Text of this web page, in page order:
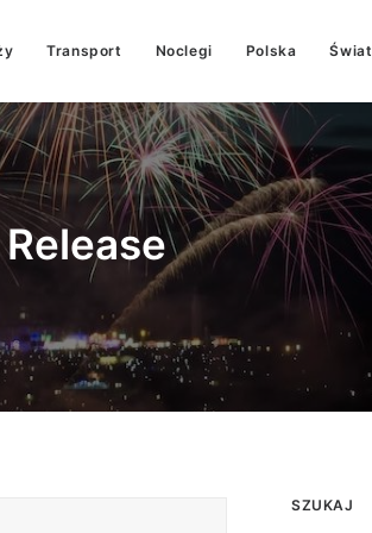
Transport Noclegi Polska Świat
SZUKAJ